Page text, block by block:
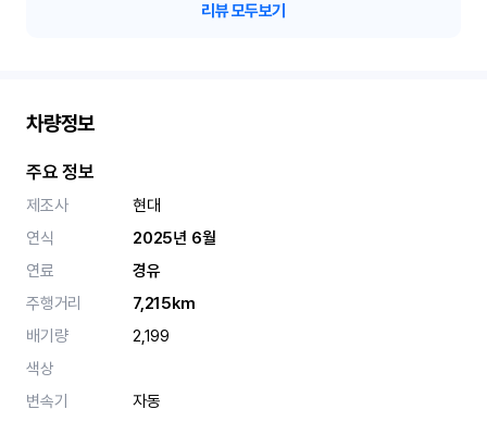
리뷰 모두보기
차량정보
주요 정보
제조사
현대
연식
2025년 6월
연료
경유
주행거리
7,215km
배기량
2,199
색상
변속기
자동